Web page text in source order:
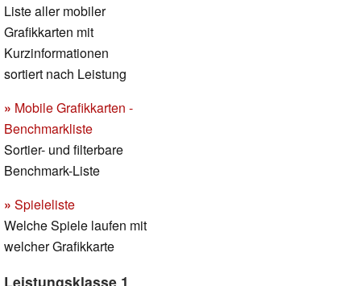
Liste aller mobiler
Grafikkarten mit
Kurzinformationen
sortiert nach Leistung
» Mobile Grafikkarten -
Benchmarkliste
Sortier- und filterbare
Benchmark-Liste
» Spieleliste
Welche Spiele laufen mit
welcher Grafikkarte
Leistungsklasse 1